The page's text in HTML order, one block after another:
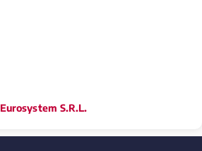
Eurosystem S.R.L.